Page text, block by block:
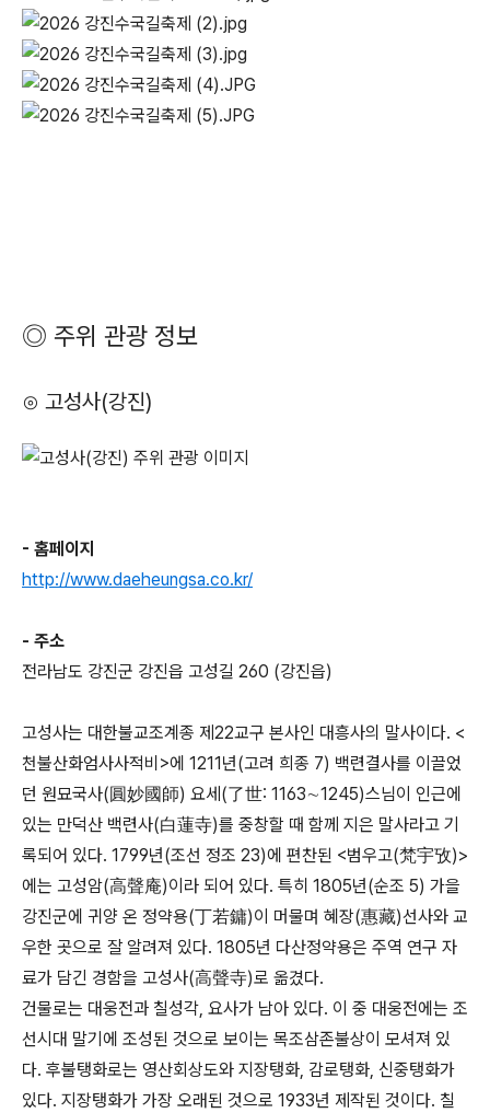
◎ 주위 관광 정보
⊙ 고성사(강진)
- 홈페이지
http://www.daeheungsa.co.kr/
- 주소
전라남도 강진군 강진읍 고성길 260 (강진읍)
고성사는 대한불교조계종 제22교구 본사인 대흥사의 말사이다. <
천불산화엄사사적비>에 1211년(고려 희종 7) 백련결사를 이끌었
던 원묘국사(圓妙國師) 요세(了世: 1163∼1245)스님이 인근에
있는 만덕산 백련사(白蓮寺)를 중창할 때 함께 지은 말사라고 기
록되어 있다. 1799년(조선 정조 23)에 편찬된 <범우고(梵宇攷)>
에는 고성암(高聲庵)이라 되어 있다. 특히 1805년(순조 5) 가을
강진군에 귀양 온 정약용(丁若鏞)이 머물며 혜장(惠藏)선사와 교
우한 곳으로 잘 알려져 있다. 1805년 다산정약용은 주역 연구 자
료가 담긴 경함을 고성사(高聲寺)로 옮겼다.
건물로는 대웅전과 칠성각, 요사가 남아 있다. 이 중 대웅전에는 조
선시대 말기에 조성된 것으로 보이는 목조삼존불상이 모셔져 있
다. 후불탱화로는 영산회상도와 지장탱화, 감로탱화, 신중탱화가
있다. 지장탱화가 가장 오래된 것으로 1933년 제작된 것이다. 칠